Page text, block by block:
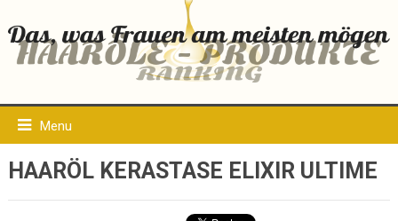
Menu
HAARÖL KERASTASE ELIXIR ULTIME